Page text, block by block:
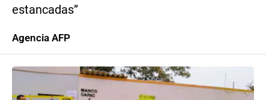
estancadas”
Agencia AFP